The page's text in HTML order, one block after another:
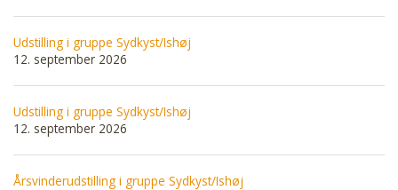
Udstilling i gruppe Sydkyst/Ishøj
12. september 2026
Udstilling i gruppe Sydkyst/Ishøj
12. september 2026
Årsvinderudstilling i gruppe Sydkyst/Ishøj